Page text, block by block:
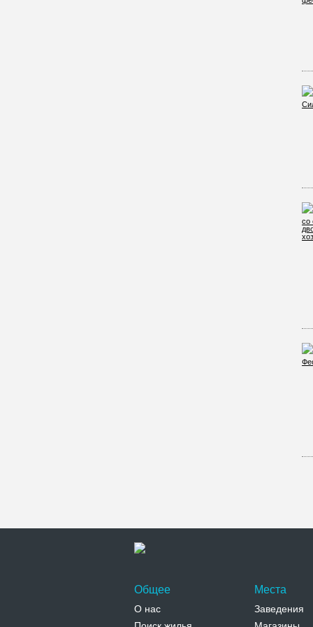
Общее
О нас
Места
Заведения